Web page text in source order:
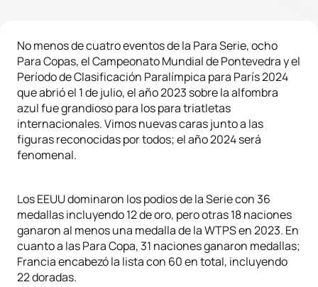
No menos de cuatro eventos de la Para Serie, ocho
Para Copas, el Campeonato Mundial de Pontevedra y el
Período de Clasificación Paralímpica para París 2024
que abrió el 1 de julio, el año 2023 sobre la alfombra
azul fue grandioso para los para triatletas
internacionales. Vimos nuevas caras junto a las
figuras reconocidas por todos; el año 2024 será
fenomenal.
Los EEUU dominaron los podios de la Serie con 36
medallas incluyendo 12 de oro, pero otras 18 naciones
ganaron al menos una medalla de la WTPS en 2023. En
cuanto a las Para Copa, 31 naciones ganaron medallas;
Francia encabezó la lista con 60 en total, incluyendo
22 doradas.